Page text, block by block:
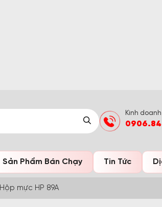
Kinh
Sản Phẩm Bán Chạy Tin Tức
Hộp mực HP 89A